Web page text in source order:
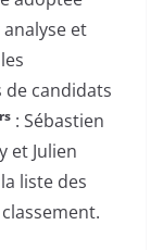
et
de candidats
: Sébastien
et Julien
liste des